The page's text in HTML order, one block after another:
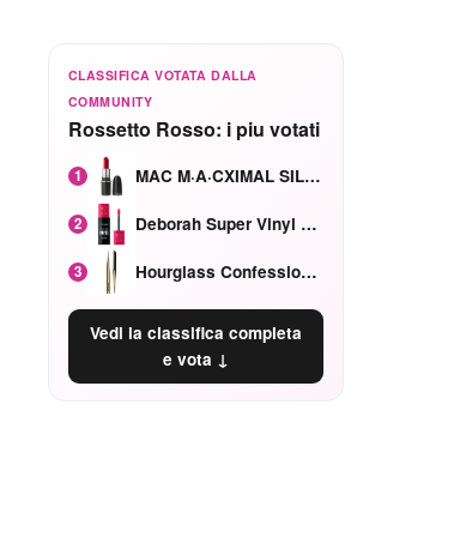
CLASSIFICA VOTATA DALLA
COMMUNITY
Rossetto Rosso: i piu votati
1 MAC M·A·CXIMAL SILKY MATTE Red Rock mat
2 Deborah Super Vinyl Shake Rosa Ciliegia
3 Hourglass Confession Ricaricabile Ultra Preciso Ad Alta Intensità Secretly Classic Red
Vedi la classifica completa
e vota ↓